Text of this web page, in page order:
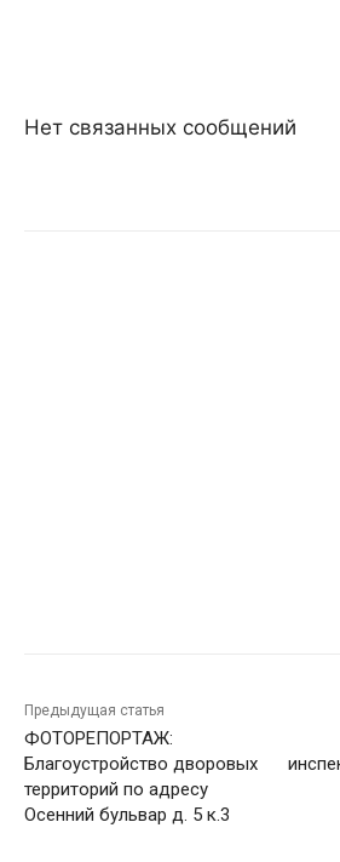
Нет связанных сообщений
Предыдущая статья
ФОТОРЕПОРТАЖ:
Благоустройство дворовых
территорий по адресу
Осенний бульвар д. 5 к.3